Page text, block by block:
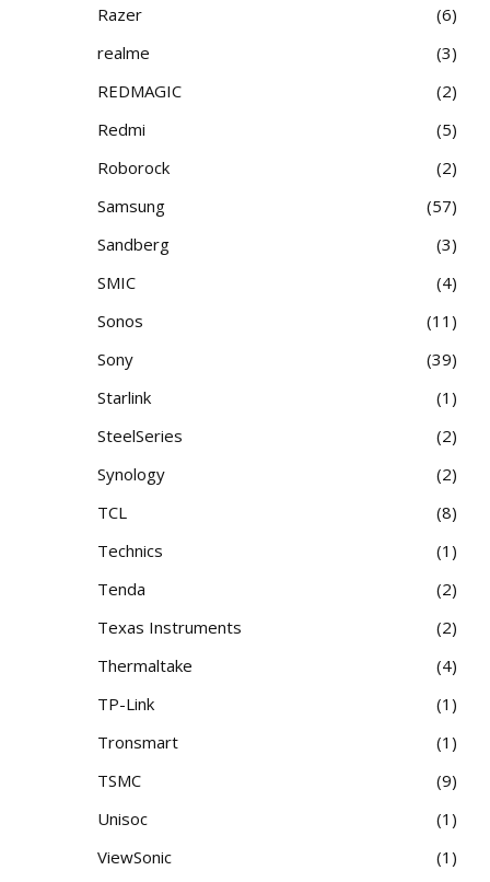
Razer
6
realme
3
REDMAGIC
2
Redmi
5
Roborock
2
Samsung
57
Sandberg
3
SMIC
4
Sonos
11
Sony
39
Starlink
1
SteelSeries
2
Synology
2
TCL
8
Technics
1
Tenda
2
Texas Instruments
2
Thermaltake
4
TP-Link
1
Tronsmart
1
TSMC
9
Unisoc
1
ViewSonic
1